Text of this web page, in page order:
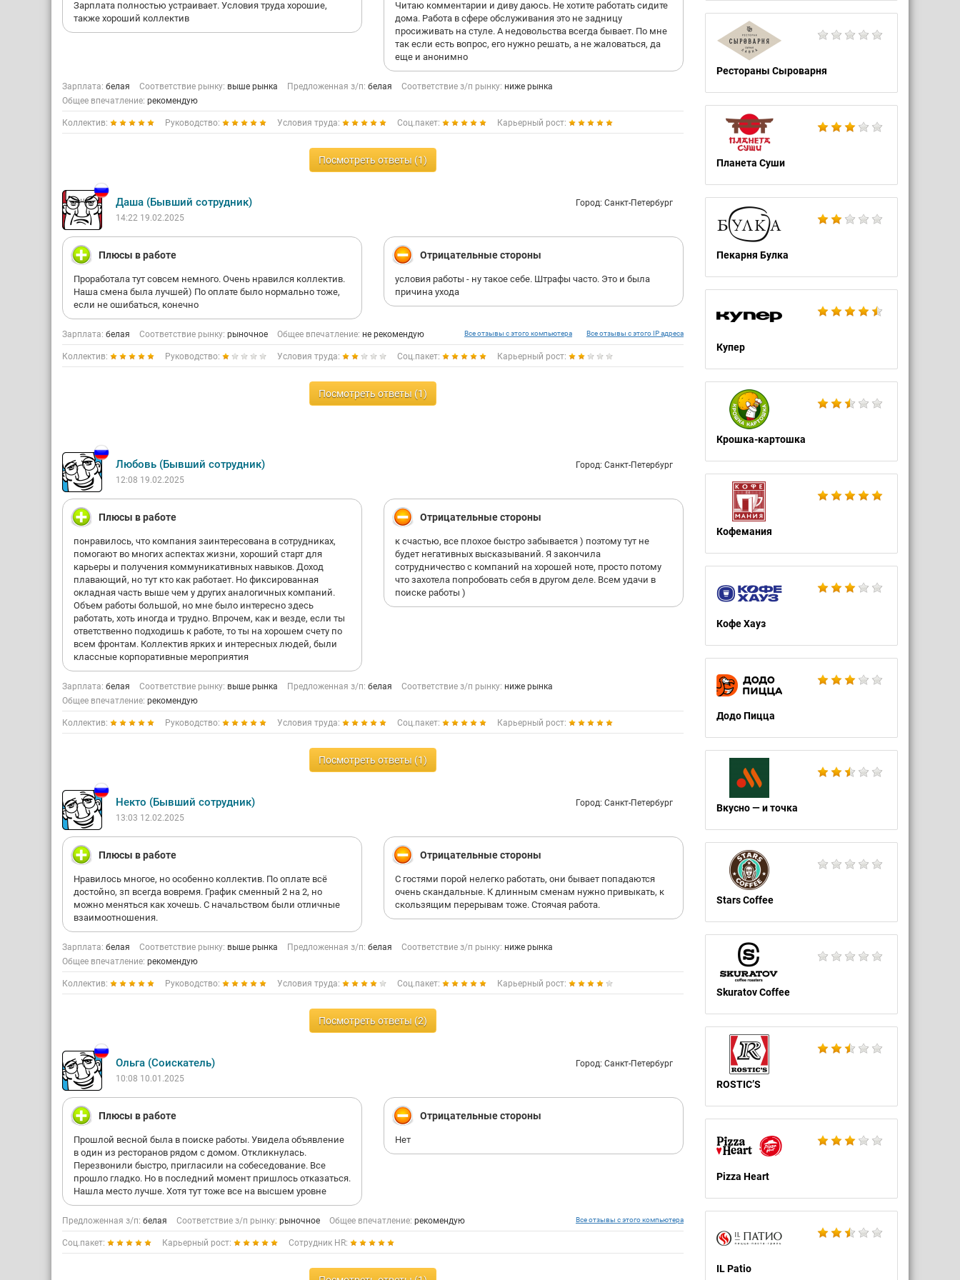
Рестораны Сыроварня
Планета Суши
Пекарня Булка
Купер
Крошка-картошка
Кофемания
Кофе Хауз
Додо Пицца
Вкусно — и точка
Stars Coffee
Skuratov Coffee
ROSTIC’S
Pizza Heart
IL Patio
Зарплата полностью устраивает. Условия труда хорошие,
также хороший коллектив
Читаю комментарии и диву даюсь. Не хотите работать сидите
дома. Работа в сфере обслуживания это не задницу
просиживать на стуле. А недовольства всегда бывает. По мне
так если есть вопрос, его нужно решать, а не жаловаться, да
еще и анонимно
Зарплата: белая Соответствие рынку: выше рынка Предложенная з/п: белая Соответствие з/п рынку: ниже рынка
Общее впечатление: рекомендую
Коллектив: Руководство: Условия труда: Соц.пакет: Карьерный рост:
Посмотреть ответы (1)
Даша (Бывший сотрудник)
Город: Санкт-Петербург
14:22 19.02.2025
Плюсы в работе
Проработала тут совсем немного. Очень нравился коллектив.
Наша смена была лучшей) По оплате было нормально тоже,
если не ошибаться, конечно
Отрицательные стороны
условия работы - ну такое себе. Штрафы часто. Это и была
причина ухода
Зарплата: белая Соответствие рынку: рыночное Общее впечатление: не рекомендую Все отзывы с этого IP адреса
Все отзывы с этого компьютера
Коллектив: Руководство: Условия труда: Соц.пакет: Карьерный рост:
Посмотреть ответы (1)
Любовь (Бывший сотрудник)
Город: Санкт-Петербург
12:08 19.02.2025
Плюсы в работе
понравилось, что компания заинтересована в сотрудниках,
помогают во многих аспектах жизни, хороший старт для
карьеры и получения коммуникативных навыков. Доход
плавающий, но тут кто как работает. Но фиксированная
окладная часть выше чем у других аналогичных компаний.
Объем работы большой, но мне было интересно здесь
работать, хоть иногда и трудно. Впрочем, как и везде, если ты
ответственно подходишь к работе, то ты на хорошем счету по
всем фронтам. Коллектив ярких и интересных людей, были
классные корпоративные мероприятия
Отрицательные стороны
к счастью, все плохое быстро забывается ) поэтому тут не
будет негативных высказываний. Я закончила
сотрудничество с компаний на хорошей ноте, просто потому
что захотела попробовать себя в другом деле. Всем удачи в
поиске работы )
Зарплата: белая Соответствие рынку: выше рынка Предложенная з/п: белая Соответствие з/п рынку: ниже рынка
Общее впечатление: рекомендую
Коллектив: Руководство: Условия труда: Соц.пакет: Карьерный рост:
Посмотреть ответы (1)
Некто (Бывший сотрудник)
Город: Санкт-Петербург
13:03 12.02.2025
Плюсы в работе
Нравилось многое, но особенно коллектив. По оплате всё
достойно, зп всегда вовремя. График сменный 2 на 2, но
можно меняться как хочешь. С начальством были отличные
взаимоотношения.
Отрицательные стороны
С гостями порой нелегко работать, они бывает попадаются
очень скандальные. К длинным сменам нужно привыкать, к
скользящим перерывам тоже. Стоячая работа.
Зарплата: белая Соответствие рынку: выше рынка Предложенная з/п: белая Соответствие з/п рынку: ниже рынка
Общее впечатление: рекомендую
Коллектив: Руководство: Условия труда: Соц.пакет: Карьерный рост:
Посмотреть ответы (2)
Ольга (Соискатель)
Город: Санкт-Петербург
10:08 10.01.2025
Плюсы в работе
Прошлой весной была в поиске работы. Увидела объявление
в один из ресторанов рядом с домом. Откликнулась.
Перезвонили быстро, пригласили на собеседование. Все
прошло гладко. Но в последний момент пришлось отказаться.
Нашла место лучше. Хотя тут тоже все на высшем уровне
Отрицательные стороны
Нет
Предложенная з/п: белая Соответствие з/п рынку: рыночное Общее впечатление: рекомендую Все отзывы с этого компьютера
Соц.пакет: Карьерный рост: Сотрудник HR: